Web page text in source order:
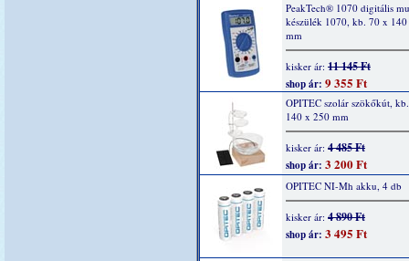
PeakTech® 1070 digitális
készülék 1070, kb. 70 x
mm
kisker ár: 11 145 Ft
shop ár: 9 355 Ft
OPITEC szolár szökőkút,
140 x 250 mm
kisker ár: 4 485 Ft
shop ár: 3 200 Ft
OPITEC NI-Mh akku, 4 db
kisker ár: 4 890 Ft
shop ár: 3 495 Ft